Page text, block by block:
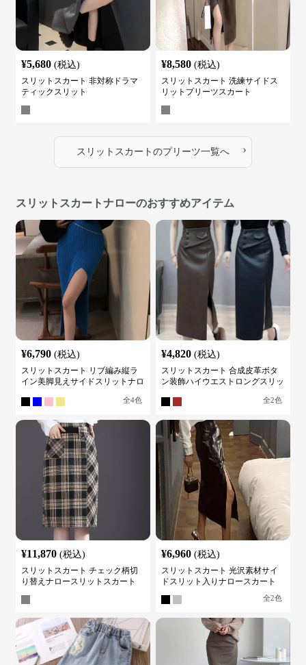
¥5,680 (税込)
スリットスカート 非対称ドラマ
ティックスリット
¥8,580 (税込)
スリットスカート 洗練サイドス
リットプリーツスカート
スリットスカート のプリーツ一覧へ ›
スリットスカートナローのおすすめアイテム
¥6,790 (税込)
スリットスカート リブ編み縦ラ
イン美脚見えサイドスリットナロ
全4色
¥4,820 (税込)
スリットスカート 合成皮革ボタ
ン装飾ハイウエストロングスリッ
全2色
¥11,870 (税込)
スリットスカート チェック柄切
り替えナロースリットスカート
¥6,960 (税込)
スリットスカート 光沢素材サイ
ドスリット入りナロースカート
全2色